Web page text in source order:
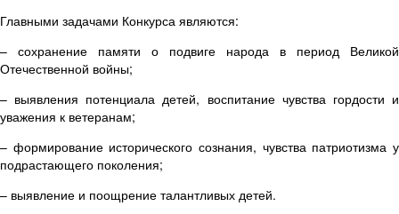
Главными задачами Конкурса являются:
– сохранение памяти о подвиге народа в период Великой
Отечественной войны;
– выявления потенциала детей, воспитание чувства гордости и
уважения к ветеранам;
– формирование исторического сознания, чувства патриотизма у
подрастающего поколения;
– выявление и поощрение талантливых детей.